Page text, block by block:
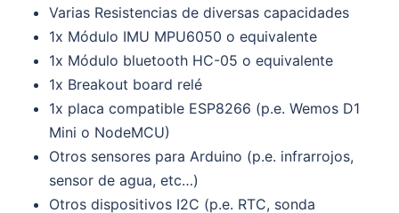
Varias Resistencias de diversas capacidades
1x Módulo IMU MPU6050 o equivalente
1x Módulo bluetooth HC-05 o equivalente
1x Breakout board relé
1x placa compatible ESP8266 (p.e. Wemos D1
Mini o NodeMCU)
Otros sensores para Arduino (p.e. infrarrojos,
sensor de agua, etc…)
Otros dispositivos I2C (p.e. RTC, sonda